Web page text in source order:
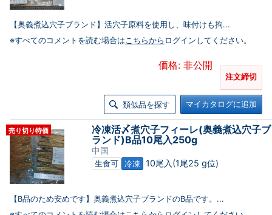
【奥義煮込穴子ブランド】活穴子原料を使用し、味付けも拘...
※すべてのコメントを読む場合はこちらから ログインしてください。
価格: 非公開
注文締切
類似品を探す マイカタログに追加
売り切り特価
冷凍活〆煮穴子フィーレ(奥義煮込穴子ブ
ランド)B品10尾入250g
中国
生食可 冷凍 10尾入(1尾25 g位)
【B品のため安めです】奥義煮込穴子ブランドのB品です。...